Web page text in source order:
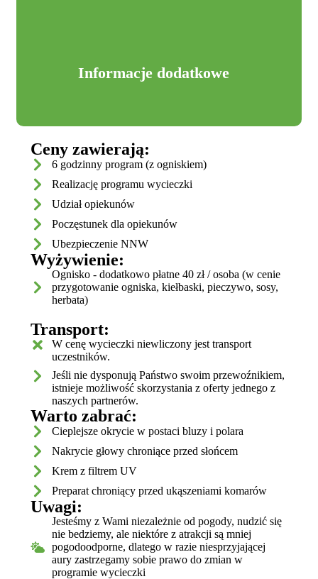
Informacje dodatkowe
Ceny zawierają:
6 godzinny program (z ogniskiem)
Realizację programu wycieczki
Udział opiekunów
Poczęstunek dla opiekunów
Ubezpieczenie NNW
Wyżywienie:
Ognisko - dodatkowo płatne 40 zł / osoba (w cenie
przygotowanie ogniska, kiełbaski, pieczywo, sosy,
herbata)
Transport:
W cenę wycieczki niewliczony jest transport
uczestników.
Jeśli nie dysponują Państwo swoim przewoźnikiem,
istnieje możliwość skorzystania z oferty jednego z
naszych partnerów.
Warto zabrać:
Cieplejsze okrycie w postaci bluzy i polara
Nakrycie głowy chroniące przed słońcem
Krem z filtrem UV
Preparat chroniący przed ukąszeniami komarów
Uwagi:
Jesteśmy z Wami niezależnie od pogody, nudzić się
nie bedziemy, ale niektóre z atrakcji są mniej
pogodoodporne, dlatego w razie niesprzyjającej
aury zastrzegamy sobie prawo do zmian w
programie wycieczki